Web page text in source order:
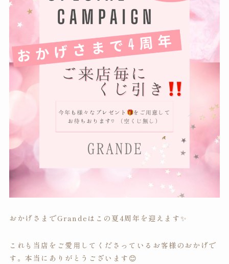
おかげさまでGrandeはこの夏4周年を迎えます✨
これも当店をご愛用してくださっているお客様のおかげで
す。本当にありがとうございます😊